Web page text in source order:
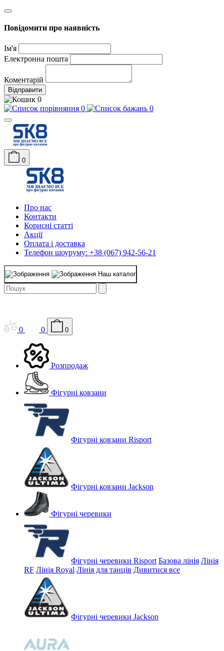
Повідомити про наявність
Ім'я
Електронна пошта
Коментарій
Відправити
0
0
0
0
Про нас
Контакти
Корисні статті
Акції
Оплата і доставка
Телефон шоуруму: +38 (067) 942-56-21
Наш каталог
0 0 0
Розпродаж
Фігурні ковзани
Фігурні ковзани Risport
Фігурні ковзани Jackson
Фігурні черевики
Фігурні черевики Risport Базова лінія Лінія
RF Лінія Royal Лінія для танців Дивитися все
Фігурні черевики Jackson